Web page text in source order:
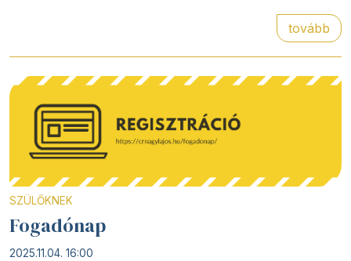
tovább
SZÜLŐKNEK
Fogadónap
2025.11.04. 16:00